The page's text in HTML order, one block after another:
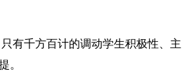
有千方百计的调动学生积极性、主
。